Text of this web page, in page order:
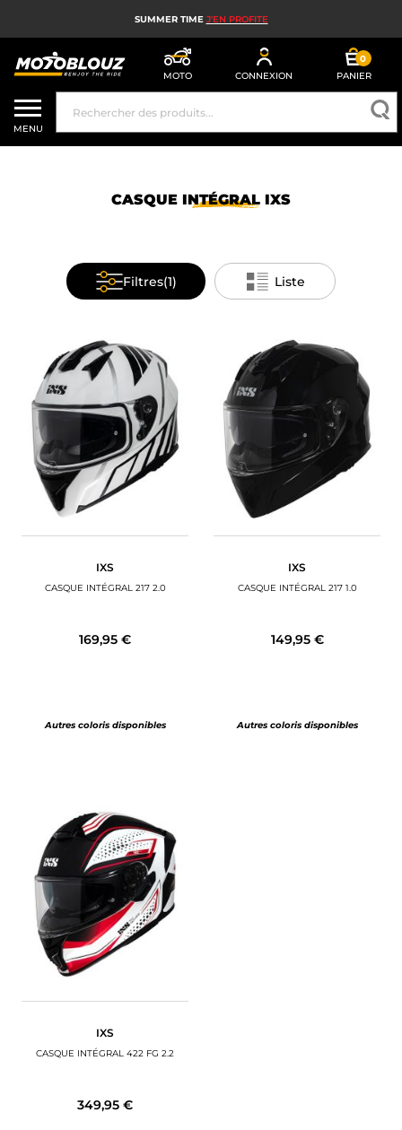
SUMMER TIME J'EN PROFITE
MOTO CONNEXION
0
PANIER
CASQUE MOTO
ÉQUIPEMENT MOTO HOMME
AIRBAG MOTO
ACCESSOIRES MOTO
BAGAGERIE MOTO
PNEUS MOTO
SPORTSWEAR
BONS PLANS ET PROMO
MENU
CASQUE INTÉGRAL IXS
Filtres(1) Liste
IXS
CASQUE INTÉGRAL 217 2.0
169,95 €
Autres coloris disponibles
IXS
CASQUE INTÉGRAL 217 1.0
149,95 €
Autres coloris disponibles
IXS
CASQUE INTÉGRAL 422 FG 2.2
349,95 €